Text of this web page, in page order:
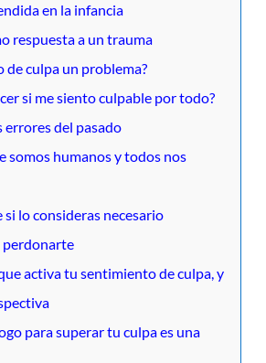
en la infancia
respuesta a un trauma
de culpa un problema?
si me siento culpable por todo?
errores del pasado
somos humanos y todos nos
si lo consideras necesario
perdonarte
activa tu sentimiento de culpa, y
para superar tu culpa es una